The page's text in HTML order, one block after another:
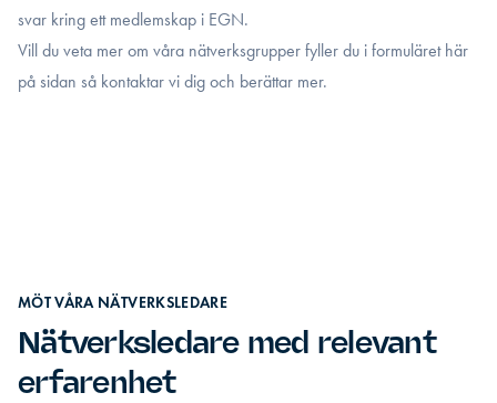
svar kring ett medlemskap i EGN.
Vill du veta mer om våra nätverksgrupper fyller du i formuläret här
på sidan så kontaktar vi dig och berättar mer.
MÖT VÅRA NÄTVERKSLEDARE
Nätverksledare med relevant
erfarenhet